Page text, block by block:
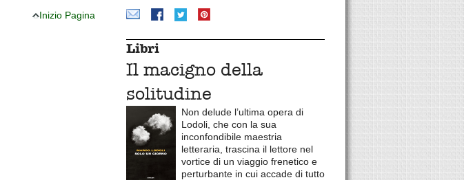
Inizio Pagina
Libri
Il macigno della
solitudine
Non delude l’ultima opera di
Lodoli, che con la sua
inconfondibile maestria
letteraria, trascina il lettore nel
vortice di un viaggio frenetico e
perturbante in cui accade di tutto